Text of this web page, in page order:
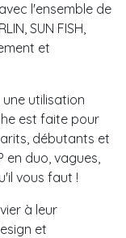
l'ensemble de
SUN FISH,
et
utilisation
est faite pour
débutants et
en duo, vagues,
vous faut !
à leur
et